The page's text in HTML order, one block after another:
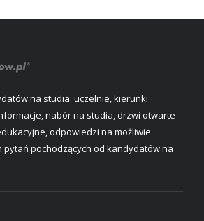
na studia: uczelnie, kierunki
nabór na studia, drzwi otwarte
odpowiedzi na możliwie
pochodzących od kandydatów na